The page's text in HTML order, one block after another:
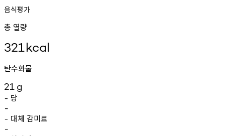
음식평가
총 열량
321kcal
탄수화물
21 g
- 당
-
- 대체 감미료
-